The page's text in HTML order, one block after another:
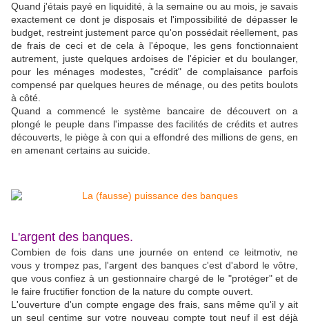
Quand j'étais payé en liquidité, à la semaine ou au mois, je savais
exactement ce dont je disposais et l'impossibilité de dépasser le
budget, restreint justement parce qu'on possédait réellement, pas
de frais de ceci et de cela à l'époque, les gens fonctionnaient
autrement, juste quelques ardoises de l'épicier et du boulanger,
pour les ménages modestes, "crédit" de complaisance parfois
compensé par quelques heures de ménage, ou des petits boulots
à côté.
Quand a commencé le système bancaire de découvert on a
plongé le peuple dans l'impasse des facilités de crédits et autres
découverts, le piège à con qui a effondré des millions de gens, en
en amenant certains au suicide.
L'argent des banques.
Combien de fois dans une journée on entend ce leitmotiv, ne
vous y trompez pas, l'argent des banques c'est d'abord le vôtre,
que vous confiez à un gestionnaire chargé de le "protéger" et de
le faire fructifier fonction de la nature du compte ouvert.
L'ouverture d'un compte engage des frais, sans même qu'il y ait
un seul centime sur votre nouveau compte tout neuf il est déjà